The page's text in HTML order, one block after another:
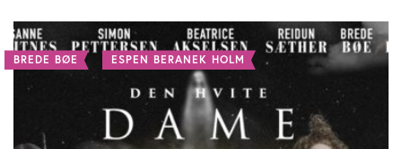
BREDE BØE ESPEN BERANEK HOLM